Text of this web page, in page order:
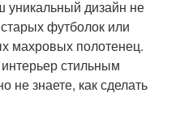
уникальный дизайн не
футболок или
махровых полотенец.
стильным
не знаете, как сделать